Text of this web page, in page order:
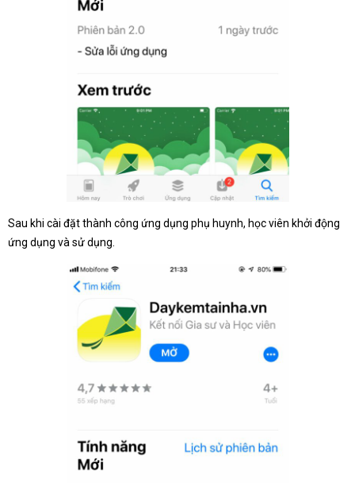
Sau khi cài đặt thành công ứng dụng phụ huynh, học viên khởi động
ứng dụng và sử dụng.